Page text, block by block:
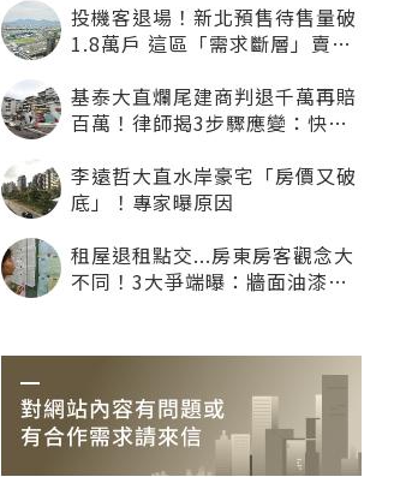
投機客退場！新北預售待售量破
1.8萬戶 這區「需求斷層」賣壓
基泰大直爛尾建商判退千萬再賠
百萬！律師揭3步驟應變：快通
李遠哲大直水岸豪宅「房價又破
底」！專家曝原因
租屋退租點交...房東房客觀念大
不同！3大爭端曝：牆面油漆、